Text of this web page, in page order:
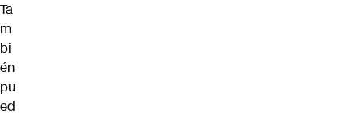
Ta
m
bi
én
pu
ed